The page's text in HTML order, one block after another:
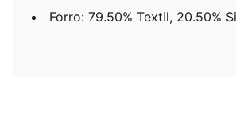
Forro: 79.50% Textil, 20.50%